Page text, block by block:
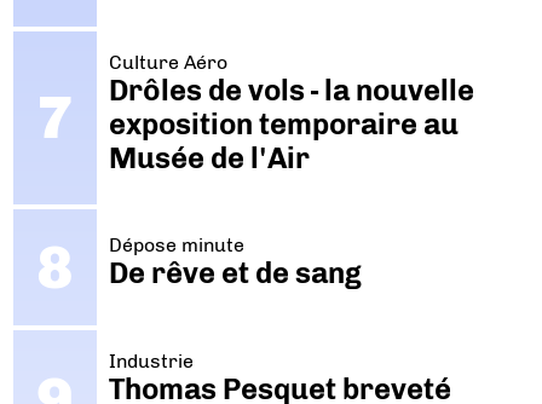
Culture Aéro
Drôles de vols - la nouvelle
exposition temporaire au
Musée de l'Air
Dépose minute
De rêve et de sang
Industrie
Thomas Pesquet breveté